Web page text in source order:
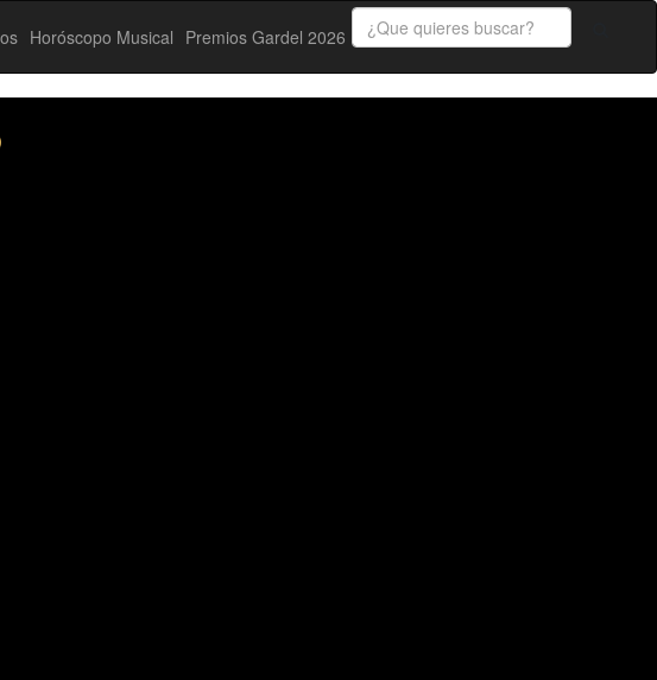
Horóscopo Musical Premios Gardel 2026